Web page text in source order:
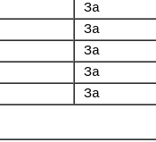
За
За
За
За
За